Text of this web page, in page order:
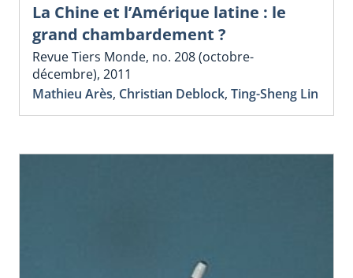
La Chine et l’Amérique latine : le
grand chambardement ?
Revue Tiers Monde, no. 208 (octobre-
décembre), 2011
Mathieu Arès, Christian Deblock, Ting-Sheng Lin